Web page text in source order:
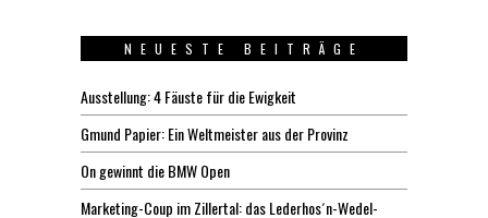
NEUESTE BEITRÄGE
Ausstellung: 4 Fäuste für die Ewigkeit
Gmund Papier: Ein Weltmeister aus der Provinz
On gewinnt die BMW Open
Marketing-Coup im Zillertal: das Lederhos´n-Wedel-